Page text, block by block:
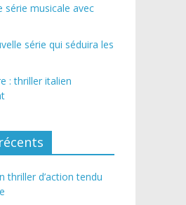
série musicale avec
série qui séduira les
: thriller italien
thriller d’action tendu